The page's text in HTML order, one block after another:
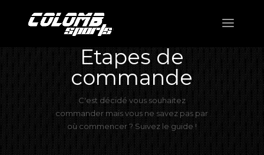
Etapes de
commande
C'est décidé vous souhaitez
commander mais vous ne savez pas par
où commencer ? Suivez le guide !